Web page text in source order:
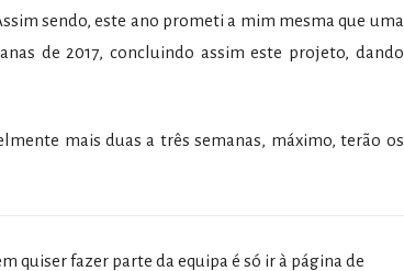
sendo, este ano prometi a mim mesma que uma
de 2017, concluindo assim este projeto, dando
mais duas a três semanas, máximo, terão os
quiser fazer parte da equipa é só ir à página de